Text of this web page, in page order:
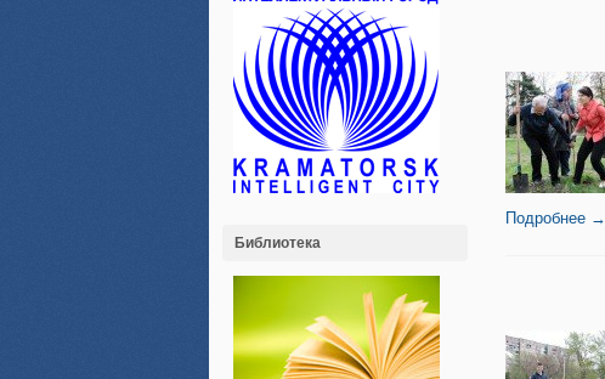
Библиотека
Подробнее →